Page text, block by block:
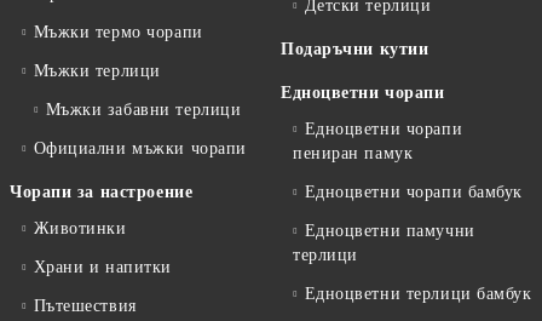
Мъжки термо чорапи
Мъжки терлици
Мъжки забавни терлици
Официални мъжки чорапи
Чорапи за настроение
Животинки
Храни и напитки
Пътешествия
Детски терлици
Подаръчни кутии
Едноцветни чорапи
Едноцветни чорапи
пениран памук
Едноцветни чорапи бамбук
Едноцветни памучни
терлици
Едноцветни терлици бамбук